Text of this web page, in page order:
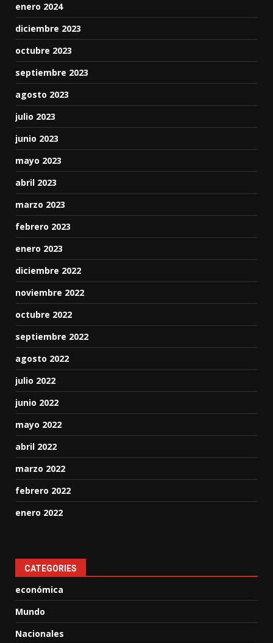
enero 2024
diciembre 2023
octubre 2023
septiembre 2023
agosto 2023
julio 2023
junio 2023
mayo 2023
abril 2023
marzo 2023
febrero 2023
enero 2023
diciembre 2022
noviembre 2022
octubre 2022
septiembre 2022
agosto 2022
julio 2022
junio 2022
mayo 2022
abril 2022
marzo 2022
febrero 2022
enero 2022
CATEGORIES
económica
Mundo
Nacionales